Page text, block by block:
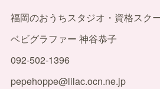
福岡のおうちスタジオ・資格スク
ベビグラファー 神谷恭子
092-502-1396
pepehoppe@lilac.ocn.ne.jp